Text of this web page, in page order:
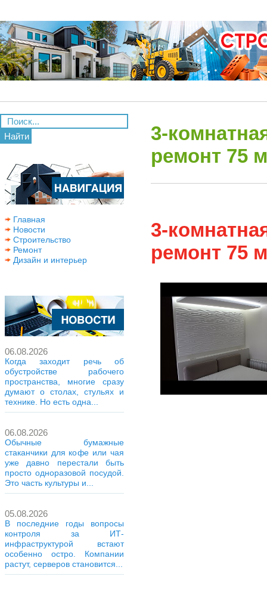
Найти
Главная
Новости
Строительство
Ремонт
Дизайн и интерьер
06.08.2026
Когда заходит речь об
обустройстве рабочего
пространства, многие сразу
думают о столах, стульях и
технике. Но есть одна...
06.08.2026
Обычные бумажные
стаканчики для кофе или чая
уже давно перестали быть
просто одноразовой посудой.
Это часть культуры и...
05.08.2026
В последние годы вопросы
контроля за ИТ-
инфраструктурой встают
особенно остро. Компании
растут, серверов становится...
3-
ремонт 75
3-
ремонт 75